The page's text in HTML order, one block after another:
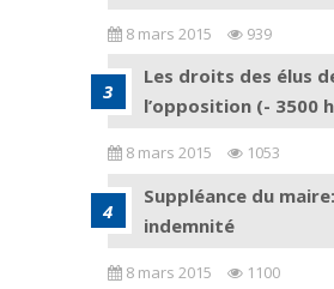
8 mars 2015 939
Les droits des élus
l’opposition (- 3500
8 mars 2015 1053
Suppléance du maire:
indemnité
8 mars 2015 1100